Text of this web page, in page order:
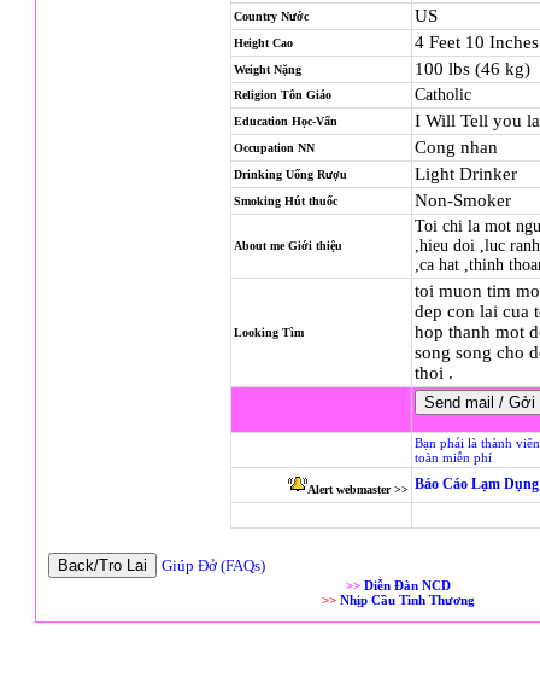
Country Nước US
Height Cao 4 Feet 10
Weight Nặng 100 lbs (46 kg)
Religion Tôn Giáo Catholic
Education Học-Vấn I Will Tell you
Occupation NN Cong nhan
Drinking Uống Rượu Light Drinker
Smoking Hút thuốc Non-Smoker
About me Giới thiệu
Toi chi la mot
,hieu doi ,luc
,ca hat ,thinh
Looking Tìm
toi muon tim
dep con lai cua
hop thanh mot
song song cho
thoi .
Bạn phải là thành
toàn miễn phí
Alert webmaster >> Báo Cáo Lạm
Giúp Đở (FAQs)
>> Diễn Đàn NCD
>> Nhịp Cầu Tình Thương